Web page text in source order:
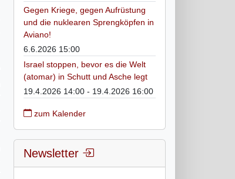
Gegen Kriege, gegen Aufrüstung
und die nuklearen Sprengköpfen in
Aviano!
6.6.2026 15:00
Israel stoppen, bevor es die Welt
(atomar) in Schutt und Asche legt
19.4.2026 14:00 - 19.4.2026 16:00
zum Kalender
Newsletter